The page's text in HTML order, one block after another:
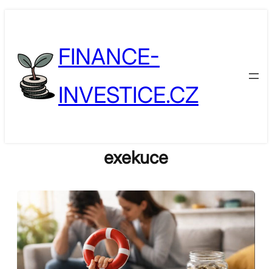
FINANCE-
INVESTICE.CZ
exekuce